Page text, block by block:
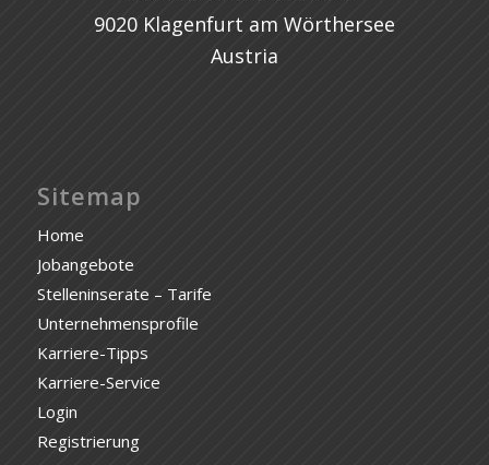
9020 Klagenfurt am Wörthersee
Austria
Sitemap
Home
Jobangebote
Stelleninserate – Tarife
Unternehmensprofile
Karriere-Tipps
Karriere-Service
Login
Registrierung